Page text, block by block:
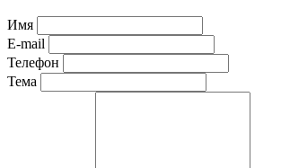
Имя
E-mail
Телефон
Тема